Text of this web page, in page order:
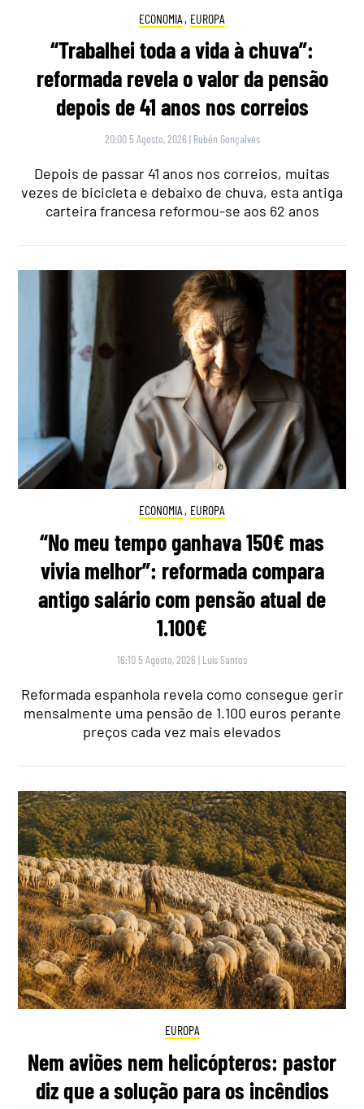
ECONOMIA , EUROPA
“Trabalhei toda a vida à chuva”:
reformada revela o valor da pensão
depois de 41 anos nos correios
20:00 5 Agosto, 2026 | Rubén Gonçalves
Depois de passar 41 anos nos correios, muitas
vezes de bicicleta e debaixo de chuva, esta antiga
carteira francesa reformou-se aos 62 anos
ECONOMIA , EUROPA
“No meu tempo ganhava 150€ mas
vivia melhor”: reformada compara
antigo salário com pensão atual de
1.100€
16:10 5 Agosto, 2026 | Luís Santos
Reformada espanhola revela como consegue gerir
mensalmente uma pensão de 1.100 euros perante
preços cada vez mais elevados
EUROPA
Nem aviões nem helicópteros: pastor
diz que a solução para os incêndios